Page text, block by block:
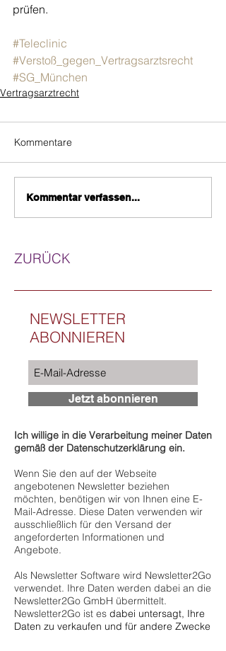
prüfen.
#Teleclinic
#Verstoß_gegen_Vertragsarztsrecht
#SG_München
Vertragsarztrecht
Kommentare
Kommentar verfassen...
ZURÜCK
NEWSLETTER
ABONNIEREN
Jetzt abonnieren
Ich willige in die Verarbeitung meiner Daten
gemäß der Datenschutzerklärung ein.
Wenn Sie den auf der Webseite
angebotenen Newsletter beziehen
möchten, benötigen wir von Ihnen eine E-
Mail-Adresse. Diese Daten verwenden wir
ausschließlich für den Versand der
angeforderten Informationen und
Angebote.
Als Newsletter Software wird Newsletter2Go
verwendet. Ihre Daten werden dabei an die
Newsletter2Go GmbH übermittelt.
Newsletter2Go ist es dabei untersagt, Ihre
Daten zu verkaufen und für andere Zwecke